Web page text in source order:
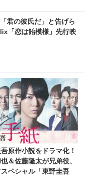
君の彼氏だ」と告げら
「恋は飴模様」先行映
原作小説をドラマ化！
＆佐藤隆太が兄弟役、
スペシャル「東野圭吾